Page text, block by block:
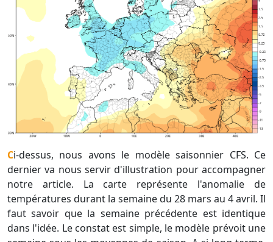
Ci-dessus, nous avons le modèle saisonnier CFS. Ce
dernier va nous servir d'illustration pour accompagner
notre article. La carte représente l'anomalie de
températures durant la semaine du 28 mars au 4 avril. Il
faut savoir que la semaine précédente est identique
dans l'idée. Le constat est simple, le modèle prévoit une